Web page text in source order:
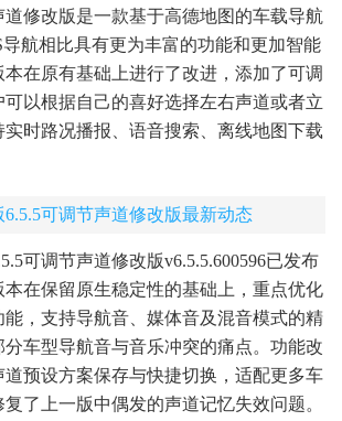
道修改版是一款基于高德地图的车载导航
航相比具有更为丰富的功能和更加智能
在原有基础上进行了改进，添加了可调
以根据自己的喜好选择左右声道或者立
时路况播报、语音搜索、离线地图下载
可调节声道修改版最新动态
可调节声道修改版v6.5.5.600596已发布
在保留原生稳定性的基础上，重点优化
能，支持导航音、媒体音及混音模式的精
车型导航音与音乐冲突的痛点。功能改
预设方案保存与快捷切换，适配更多车
了上一版中偶发的声道记忆失效问题。